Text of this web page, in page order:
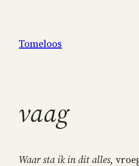
content
Tomeloos
vaag
Waar sta ik in dit alles,